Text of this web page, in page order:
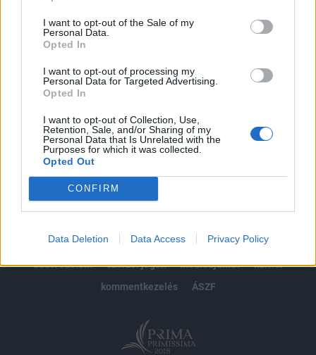
I want to opt-out of the Sale of my
Personal Data.
Opted In
I want to opt-out of processing my
Personal Data for Targeted Advertising.
Opted In
I want to opt-out of Collection, Use,
Retention, Sale, and/or Sharing of my
Personal Data that Is Unrelated with the
Purposes for which it was collected.
Opted Out
CONFIRM
Data Deletion Data Access Privacy Policy
Kötéslisták: BÉT elmúlt 2 év napon belüli
kötéslistái
impresszum
jogi nyilatkozat
süti beállítások
adatvédelem
szerzői jogok médiaajánlat
karrier
kommentkezelés
ÁSZF